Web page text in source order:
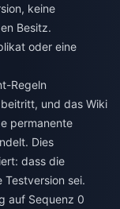
keine
Besitz.
oder eine
Regeln
und das Wiki
permanente
Dies
dass die
sei.
auf Sequenz 0